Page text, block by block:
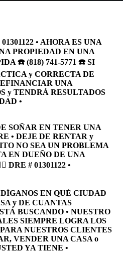
• AHORA ES UNA
PROPIEDAD EN UNA
☎️ (818) 741-5771 ☎️ SI
y CORRECTA DE
UNA
y TENDRÁ RESULTADOS
•
SOÑAR EN TENER UNA
• DEJE DE RENTAR y
NO SEA UN PROBLEMA
EN DUEÑO DE UNA
DRE # 01301122 •
EN QUÉ CIUDAD
y DE CUANTAS
BUSCANDO • NUESTRO
SIEMPRE LOGRA LOS
NUESTROS CLIENTES
VENDER UNA CASA o
YA TIENE •